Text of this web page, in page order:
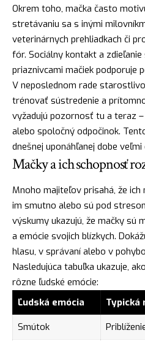
Okrem toho, mačka často
stretávaniu sa s inými
veterinárnych prehliadkach či
fór. Sociálny kontakt a
priaznivcami mačiek podporuje
V neposlednom rade
trénovať sústredenie a
vyžadujú pozornosť tu a teraz –
alebo spoločný odpočinok.
dnešnej uponáhľanej dobe veľmi
Mačky a ich schopnosť
Mnoho majiteľov prisahá, že ich
im smutno alebo sú pod
výskumy ukazujú, že mačky sú
a emócie svojich blízkych.
hlasu, v správaní alebo v
Nasledujúca tabuľka ukazuje,
rôzne ľudské emócie:
Ľudská emócia
Typická
Smútok